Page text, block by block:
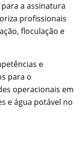
a assinatura
profissionais
floculação e
e
para o
operacionais em
e água potável no